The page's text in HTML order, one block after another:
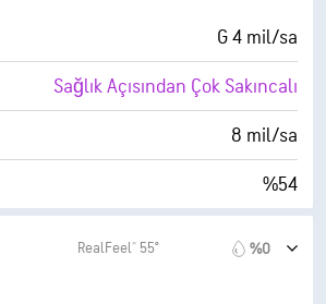
%0
6 mil
30000 fit
G 4 mil/sa
Sağlık Açısından Çok Sakıncalı
8 mil/sa
%54
Index™
RealFeel® 55° %0